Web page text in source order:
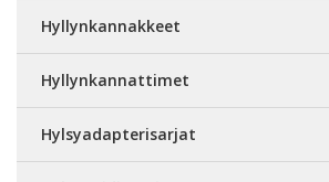
Hyllynkannakkeet
Hyllynkannattimet
Hylsyadapterisarjat